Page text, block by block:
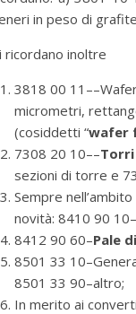
in peso di
ricordano inoltre
3818 00
micrometri,
(cosiddetti “wafer
7308 20 10––
sezioni di torre e
Sempre nell’ambito
novità: 8410 90 10–
8412 90 60–Pale
8501 33
8501 33 90–altro;
In merito ai